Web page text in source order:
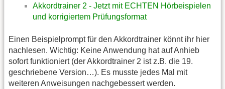
Akkordtrainer 2 - Jetzt mit ECHTEN Hörbeispielen
und korrigiertem Prüfungsformat
Einen Beispielprompt für den Akkordtrainer könnt ihr hier
nachlesen. Wichtig: Keine Anwendung hat auf Anhieb
sofort funktioniert (der Akkordtrainer 2 ist z.B. die 19.
geschriebene Version…). Es musste jedes Mal mit
weiteren Anweisungen nachgebessert werden.